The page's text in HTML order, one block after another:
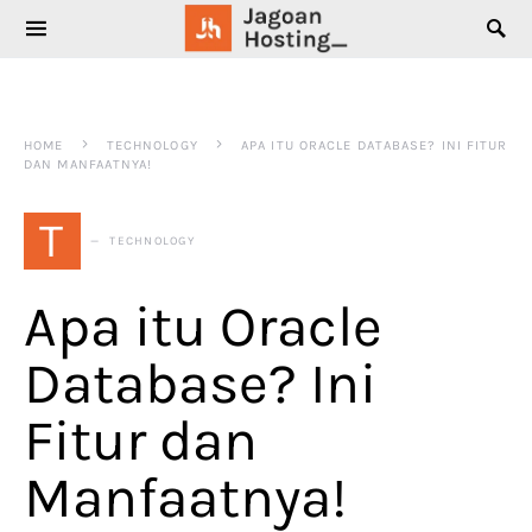
SEARCH FOR:
HOME TECHNOLOGY
APA ITU ORACLE DATABASE? INI FITUR
DAN MANFAATNYA!
T TECHNOLOGY
Apa itu Oracle
Database? Ini
Fitur dan
Manfaatnya!